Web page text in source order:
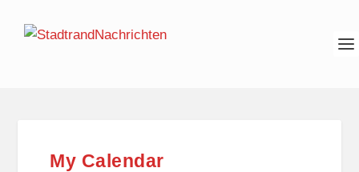
My Calendar